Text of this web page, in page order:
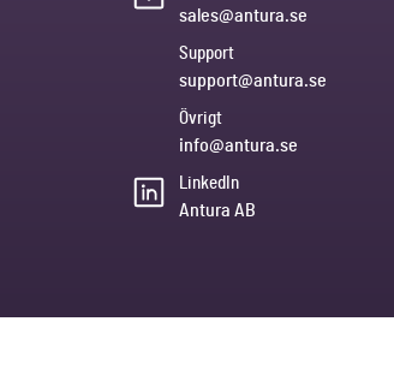
sales@antura.se
Support
support@antura.se
Övrigt
info@antura.se
LinkedIn
Antura AB